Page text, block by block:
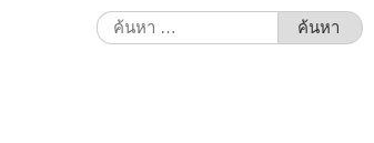
ค้นหา
สำหรับ: